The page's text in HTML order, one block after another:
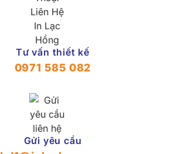
Tư vấn thiết kế
0971 585 082
Gửi yêu cầu